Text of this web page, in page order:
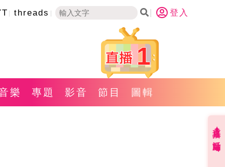
threads 登入
1
樂 專題 影音 節目 圖輯
直播✦活動